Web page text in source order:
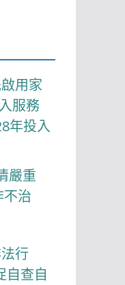
用家
服務
年投入
嚴重
治
行
查自